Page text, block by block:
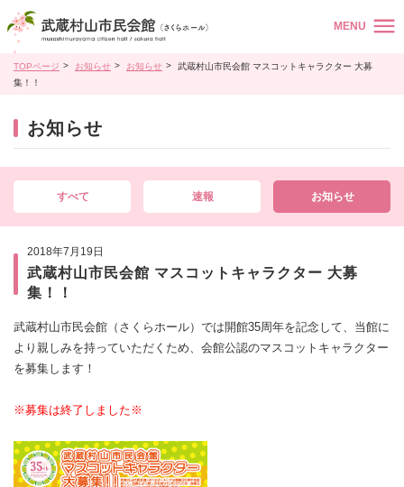
MENU
TOPページ お知らせ お知らせ
武蔵村山市民会館 マスコットキャラクター 大募
集！！
お知らせ
すべて 速報 お知らせ
2018年7月19日
武蔵村山市民会館 マスコットキャラクター 大募
集！！
武蔵村山市民会館（さくらホール）では開館35周年を記念して、当館に
より親しみを持っていただくため、会館公認のマスコットキャラクター
を募集します！
※募集は終了しました※